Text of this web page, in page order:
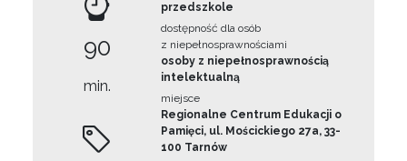
90
min.
przedszkole
dostępność dla osób
z niepełnosprawnościami
osoby z niepełnosprawnością
intelektualną
miejsce
Regionalne Centrum Edukacji o
Pamięci, ul. Mościckiego 27a, 33-
100 Tarnów